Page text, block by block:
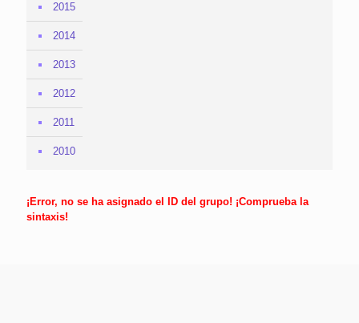
2015
2014
2013
2012
2011
2010
¡Error, no se ha asignado el ID del grupo! ¡Comprueba la
sintaxis!